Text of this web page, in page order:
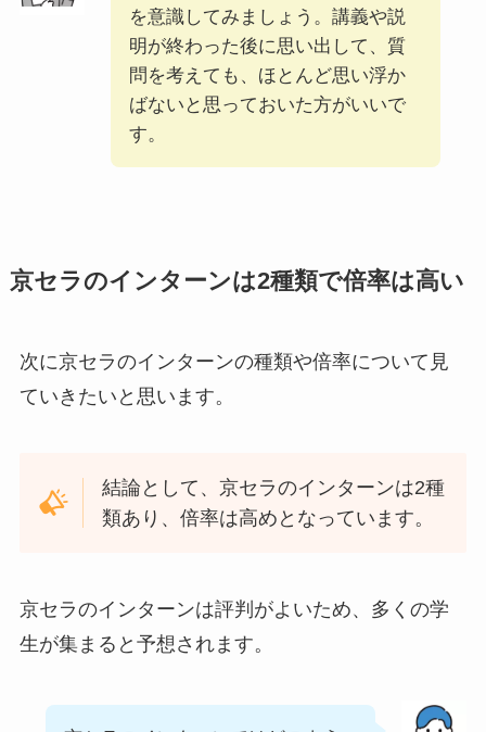
を意識してみましょう。講義や説
明が終わった後に思い出して、質
問を考えても、ほとんど思い浮か
ばないと思っておいた方がいいで
す。
京セラのインターンは2種類で倍率は高い
次に京セラのインターンの種類や倍率について見
ていきたいと思います。
結論として、京セラのインターンは2種
類あり、倍率は高めとなっています。
京セラのインターンは評判がよいため、多くの学
生が集まると予想されます。